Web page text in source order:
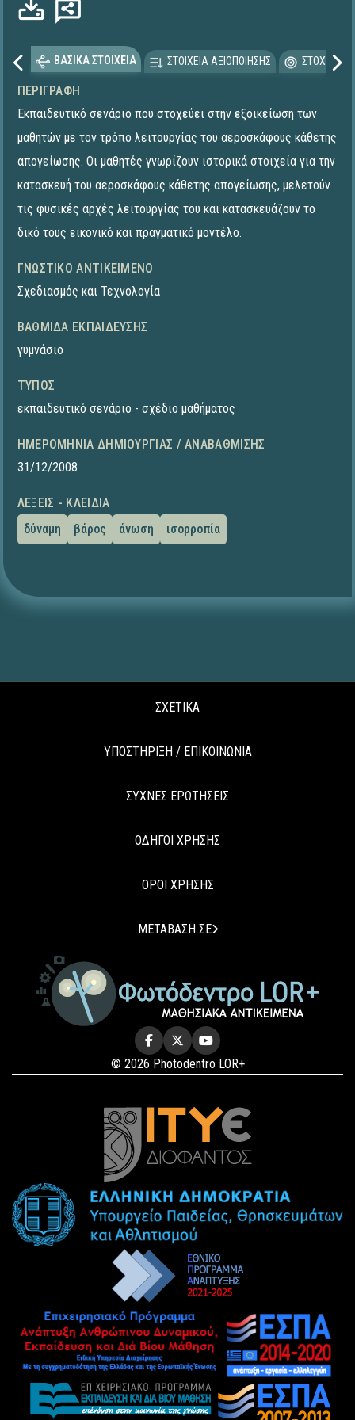
ΒΑΣΙΚΑ ΣΤΟΙΧΕΙΑ ΣΤΟΙΧΕΙΑ ΑΞΙΟΠΟΙΗΣΗΣ
ΠΕΡΙΓΡΑΦΉ
Εκπαιδευτικό σενάριο που στοχεύει στην εξοικείωση των
μαθητών με τον τρόπο λειτουργίας του αεροσκάφους κάθετης
απογείωσης. Οι μαθητές γνωρίζουν ιστορικά στοιχεία για την
κατασκευή του αεροσκάφους κάθετης απογείωσης, μελετούν
τις φυσικές αρχές λειτουργίας του και κατασκευάζουν το
δικό τους εικονικό και πραγματικό μοντέλο.
ΓΝΩΣΤΙΚΌ ΑΝΤΙΚΕΊΜΕΝΟ
Σχεδιασμός και Τεχνολογία
ΒΑΘΜΊΔΑ ΕΚΠΑΊΔΕΥΣΗΣ
γυμνάσιο
ΤΎΠΟΣ
εκπαιδευτικό σενάριο - σχέδιο μαθήματος
ΗΜΕΡΟΜΗΝΊΑ ΔΗΜΙΟΥΡΓΊΑΣ / ΑΝΑΒΆΘΜΙΣΗΣ
31/12/2008
ΛΈΞΕΙΣ - ΚΛΕΙΔΙΆ
δύναμη
βάρος άνωση ισορροπία
ΣΧΕΤΙΚΑ
ΥΠΟΣΤΗΡΙΞΗ / ΕΠΙΚΟΙΝΩΝΙΑ
ΣΥΧΝΕΣ ΕΡΩΤΗΣΕΙΣ
ΟΔΗΓΟΙ ΧΡΗΣΗΣ
ΟΡΟΙ ΧΡΗΣΗΣ
ΜΕΤΑΒΑΣΗ ΣΕ
© 2026 Photodentro LOR+